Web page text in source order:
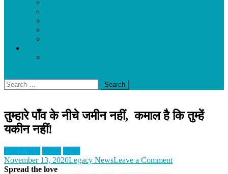
Search
for:
तुम्हारे पाँव के नीचे जमीन नहीं, कमाल है कि तुम्हें
यकीन नहीं!
COLUMN चौपाल फीचर
November 13, 2020Legacy NewsLeave a Commenton
Spread the love